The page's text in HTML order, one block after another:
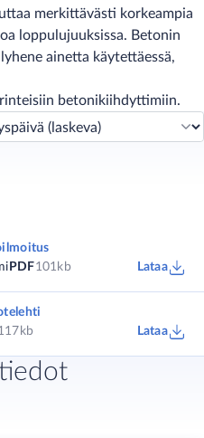
merkittävästi korkeampia
loppulujuuksissa. Betonin
ainetta käytettäessä,
betonikiihdyttimiin.
PDF101kb Lataa
Lataa